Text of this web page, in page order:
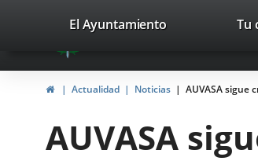
Portal
Web
del
valladolid.es
El Ayuntamiento Tu
InicioActualidad Noticias AUVASA sigue
AUVASA